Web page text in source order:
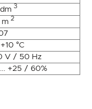
3
m 2
°C
V / 50 Hz
+25 / 60%